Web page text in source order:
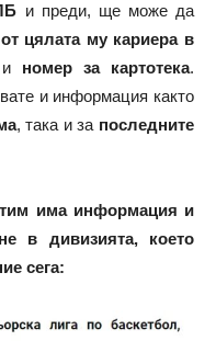
и преди, ще може да
цялата му кариера в
номер за картотека.
и информация както
, така и за последните
има информация и
в дивизията, което
сега: